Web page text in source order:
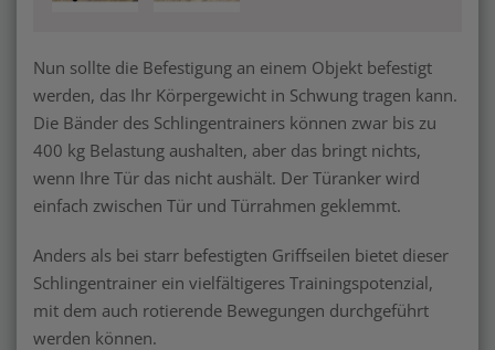
Nun sollte die Befestigung an einem Objekt befestigt
werden, das Ihr Körpergewicht in Schwung tragen kann.
Die Bänder des Schlingentrainers können zwar bis zu
400 kg Belastung aushalten, aber das bringt nichts,
wenn Ihre Tür das nicht aushält. Der Türanker wird
einfach zwischen Tür und Türrahmen geklemmt.
Anders als bei starr befestigten Griffseilen bietet dieser
Schlingentrainer ein vielfältigeres Trainingspotenzial,
mit dem auch rotierende Bewegungen durchgeführt
werden können.